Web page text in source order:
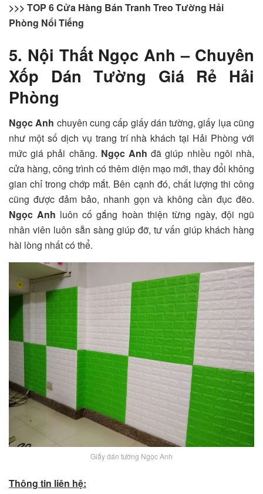
>>> TOP 6 Cửa Hàng Bán Tranh Treo Tường Hải
Phòng Nổi Tiếng
5. Nội Thất Ngọc Anh – Chuyên
Xốp Dán Tường Giá Rẻ Hải
Phòng
Ngọc Anh chuyên cung cấp giấy dán tường, giấy lụa cũng
như một số dịch vụ trang trí nhà khách tại Hải Phòng với
mức giá phải chăng. Ngọc Anh đã giúp nhiều ngôi nhà,
cửa hàng, công trình có thêm diện mạo mới, thay đổi không
gian chỉ trong chớp mắt. Bên cạnh đó, chất lượng thi công
cũng được đảm bảo, nhanh gọn và không cần đục đẽo.
Ngọc Anh luôn cố gắng hoàn thiện từng ngày, đội ngũ
nhân viên luôn sẵn sàng giúp đỡ, tư vấn giúp khách hàng
hài lòng nhất có thể.
Giấy dán tường Ngọc Anh
Thông tin liên hệ: